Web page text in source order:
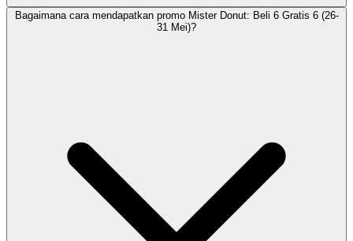
Bagaimana cara mendapatkan promo Mister Donut: Beli 6 Gratis 6 (26-
31 Mei)?